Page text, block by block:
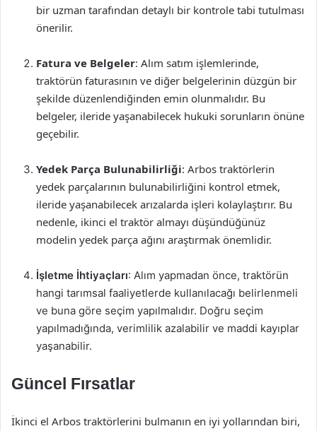
bir uzman tarafından detaylı bir kontrole tabi tutulması
önerilir.
Fatura ve Belgeler: Alım satım işlemlerinde,
traktörün faturasının ve diğer belgelerinin düzgün bir
şekilde düzenlendiğinden emin olunmalıdır. Bu
belgeler, ileride yaşanabilecek hukuki sorunların önüne
geçebilir.
Yedek Parça Bulunabilirliği: Arbos traktörlerin
yedek parçalarının bulunabilirliğini kontrol etmek,
ileride yaşanabilecek arızalarda işleri kolaylaştırır. Bu
nedenle, ikinci el traktör almayı düşündüğünüz
modelin yedek parça ağını araştırmak önemlidir.
İşletme İhtiyaçları: Alım yapmadan önce, traktörün
hangi tarımsal faaliyetlerde kullanılacağı belirlenmeli
ve buna göre seçim yapılmalıdır. Doğru seçim
yapılmadığında, verimlilik azalabilir ve maddi kayıplar
yaşanabilir.
Güncel Fırsatlar
İkinci el Arbos traktörlerini bulmanın en iyi yollarından biri,